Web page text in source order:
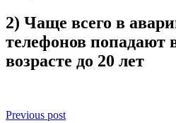
2) Чаще всего в
телефонов попадают
возрасте до 20 лет
Previous post